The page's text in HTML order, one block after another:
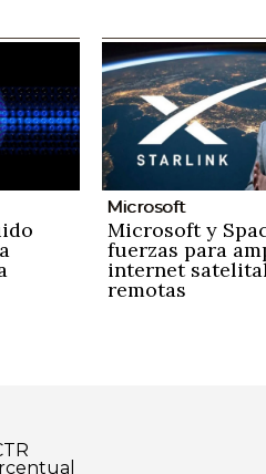
Microsoft
Microsoft y
fuerzas para
internet
remotas